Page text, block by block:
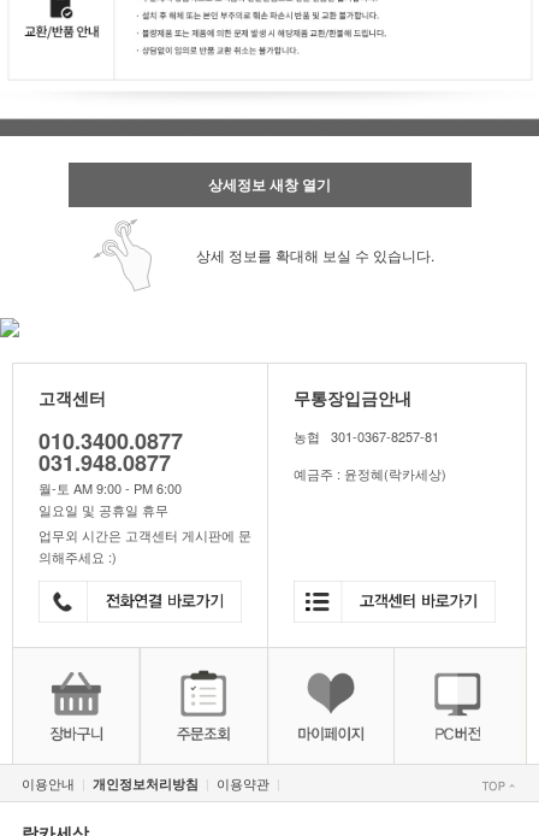
상세정보 새창 열기
상세 정보를 확대해 보실 수 있습니다.
고객센터
010.3400.0877
031.948.0877
월-토 AM 9:00 - PM 6:00
일요일 및 공휴일 휴무
업무외 시간은 고객센터 게시판에 문
의해주세요 :)
무통장입금안내
농협 301-0367-8257-81
예금주 : 윤정혜(락카세상)
이용안내 | 개인정보처리방침 | 이용약관|